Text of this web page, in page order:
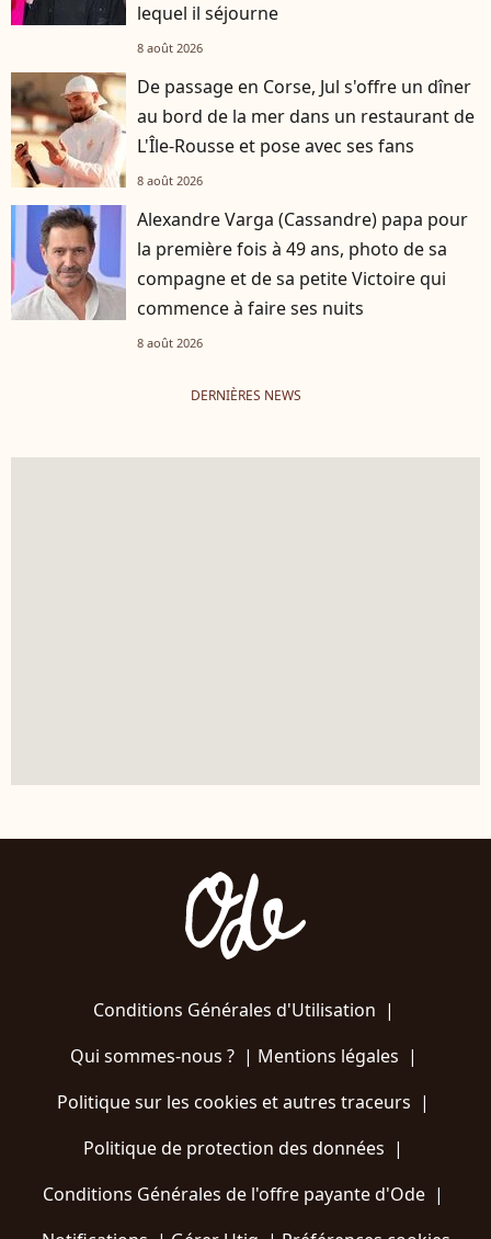
lequel il séjourne
8 août 2026
De passage en Corse, Jul s'offre un dîner
au bord de la mer dans un restaurant de
L'Île-Rousse et pose avec ses fans
8 août 2026
Alexandre Varga (Cassandre) papa pour
la première fois à 49 ans, photo de sa
compagne et de sa petite Victoire qui
commence à faire ses nuits
8 août 2026
DERNIÈRES NEWS
Conditions Générales d'Utilisation |
Qui sommes-nous ?| Mentions légales |
Politique sur les cookies et autres traceurs |
Politique de protection des données |
Conditions Générales de l'offre payante d'Ode |